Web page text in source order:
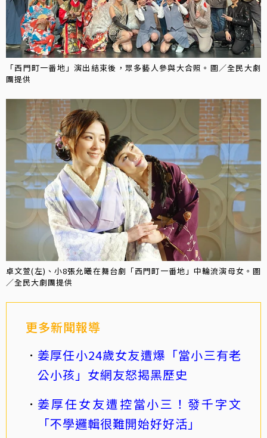
「西門町一番地」演出結束後，眾多藝人參與大合照。圖／全民大劇
團提供
卓文萱(左)、小8張允曦在舞台劇「西門町一番地」中輪流演母女。圖
／全民大劇團提供
更多新聞報導
姜厚任小24歲女友遭爆「當小三有老
公小孩」女網友怒揭黑歷史
姜厚任女友遭控當小三！發千字文
「不學邏輯很難開始好好活」